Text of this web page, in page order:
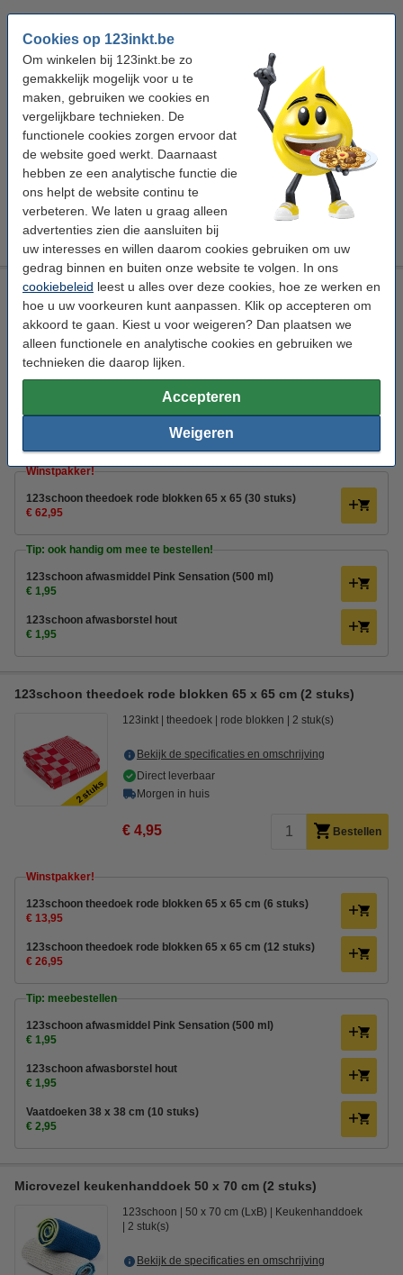
Cookies op 123inkt.be
Om winkelen bij 123inkt.be zo
gemakkelijk mogelijk voor u te
maken, gebruiken we cookies en
vergelijkbare technieken. De
functionele cookies zorgen ervoor dat
de website goed werkt. Daarnaast
hebben ze een analytische functie die
ons helpt de website continu te
verbeteren. We laten u graag alleen
advertenties zien die aansluiten bij
uw interesses en willen daarom cookies gebruiken om uw
gedrag binnen en buiten onze website te volgen. In ons
cookiebeleid leest u alles over deze cookies, hoe ze werken en
hoe u uw voorkeuren kunt aanpassen. Klik op accepteren om
akkoord te gaan. Kiest u voor weigeren? Dan plaatsen we
alleen functionele en analytische cookies en gebruiken we
technieken die daarop lijken.
Accepteren
Weigeren
123schoon theedoek rode blokken 65 x 65 cm (12 stuks)
€ 26,95
Tip: meebestellen
123schoon afwasmiddel Pink Sensation (500 ml)
€ 1,95
123schoon afwasborstel hout
€ 1,95
Vaatdoeken 38 x 38 cm (10 stuks)
€ 2,95
123schoon theedoek rode blokken 65 x 65 (6 stuks)
theedoek rode blokken 6 stuk(s)
Bekijk de specificaties en omschrijving
Direct leverbaar
Morgen in huis
€ 13,95
Winstpakker!
123schoon theedoek rode blokken 65 x 65 (30 stuks)
€ 62,95
Tip: ook handig om mee te bestellen!
123schoon afwasmiddel Pink Sensation (500 ml)
€ 1,95
123schoon afwasborstel hout
€ 1,95
123schoon theedoek rode blokken 65 x 65 cm (2 stuks)
123inkt theedoek rode blokken 2 stuk(s)
Bekijk de specificaties en omschrijving
Direct leverbaar
Morgen in huis
€ 4,95 Bestellen
Winstpakker!
123schoon theedoek rode blokken 65 x 65 cm (6 stuks)
€ 13,95
123schoon theedoek rode blokken 65 x 65 cm (12 stuks)
€ 26,95
Tip: meebestellen
123schoon afwasmiddel Pink Sensation (500 ml)
€ 1,95
123schoon afwasborstel hout
€ 1,95
Vaatdoeken 38 x 38 cm (10 stuks)
€ 2,95
Microvezel keukenhanddoek 50 x 70 cm (2 stuks)
123schoon 50 x 70 cm (LxB)
Keukenhanddoek
2 stuk(s)
Bekijk de specificaties en omschrijving